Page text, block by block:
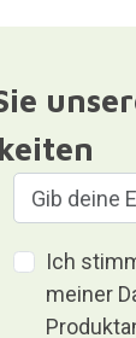
Ich
meiner